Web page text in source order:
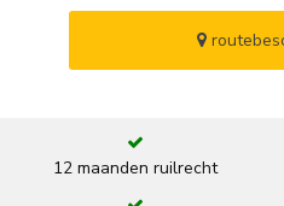
12 maanden ruilrecht